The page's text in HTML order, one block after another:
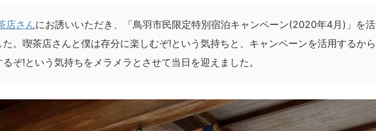
店さんにお誘いいただき、「鳥羽市民限定特別宿泊キャンペーン(2020年4月)」を活
。喫茶店さんと僕は存分に楽しむぞ!という気持ちと、キャンペーンを活用するから
ぞ!という気持ちをメラメラとさせて当日を迎えました。